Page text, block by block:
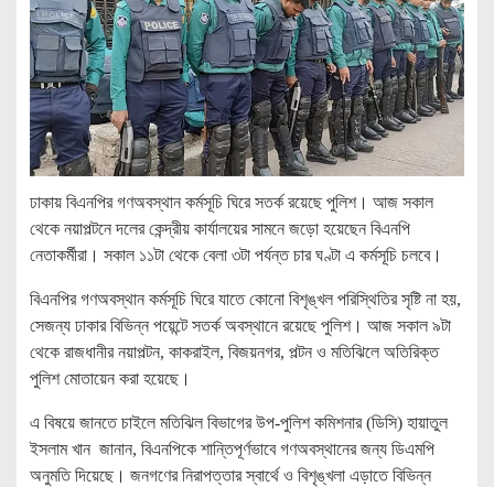
ঢাকায় বিএনপির গণঅবস্থান কর্মসূচি ঘিরে সতর্ক রয়েছে পুলিশ। আজ সকাল
থেকে নয়াপল্টনে দলের কেন্দ্রীয় কার্যালয়ের সামনে জড়ো হয়েছেন বিএনপি
নেতাকর্মীরা। সকাল ১১টা থেকে বেলা ৩টা পর্যন্ত চার ঘণ্টা এ কর্মসূচি চলবে।
বিএনপির গণঅবস্থান কর্মসূচি ঘিরে যাতে কোনো বিশৃঙ্খল পরিস্থিতির সৃষ্টি না হয়,
সেজন্য ঢাকার বিভিন্ন পয়েন্টে সতর্ক অবস্থানে রয়েছে পুলিশ। আজ সকাল ৯টা
থেকে রাজধানীর নয়াপল্টন, কাকরাইল, বিজয়নগর, পল্টন ও মতিঝিলে অতিরিক্ত
পুলিশ মোতায়েন করা হয়েছে।
এ বিষয়ে জানতে চাইলে মতিঝিল বিভাগের উপ-পুলিশ কমিশনার (ডিসি) হায়াতুল
ইসলাম খান জানান, বিএনপিকে শান্তিপূর্ণভাবে গণঅবস্থানের জন্য ডিএমপি
অনুমতি দিয়েছে। জনগণের নিরাপত্তার স্বার্থে ও বিশৃঙ্খলা এড়াতে বিভিন্ন